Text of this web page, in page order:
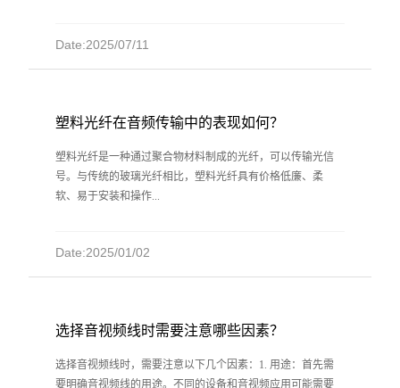
Date:2025/07/11
塑料光纤在音频传输中的表现如何？
塑料光纤是一种通过聚合物材料制成的光纤，可以传输光信
号。与传统的玻璃光纤相比，塑料光纤具有价格低廉、柔
软、易于安装和操作...
Date:2025/01/02
选择音视频线时需要注意哪些因素？
选择音视频线时，需要注意以下几个因素：1. 用途：首先需
要明确音视频线的用途。不同的设备和音视频应用可能需要